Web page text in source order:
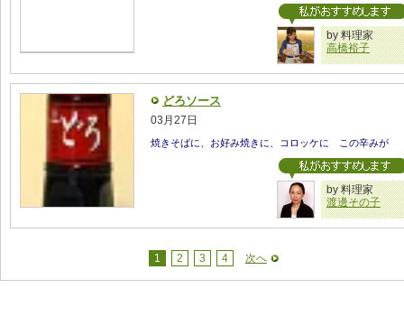
by 料理家
高橋裕子
どろソース
03月27日
焼きそばに、お好み焼きに、コロッケに この辛みが
by 料理家
渡邊その子
1 2 3 4 次へ